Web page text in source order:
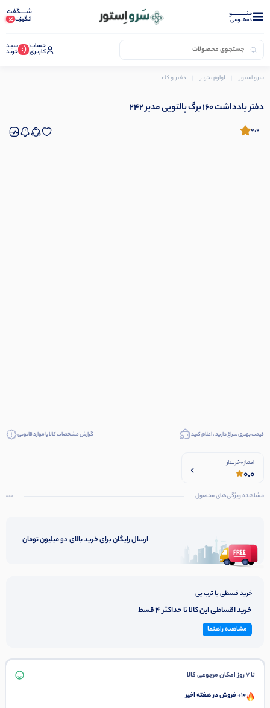
منــــــــــــو
دستــرسی
شـــــگفت
انگیزت
حساب
کاربری (: سبـد
خرید
سرو استور لوازم تحریر دفتر و کاغذ
دفتر یادداشت 160 برگ پالتویی مدیر 242
0.0
قیمت بهتری سراغ دارید ، اعلام کنید گزارش مشخصات کالا یا موارد قانونی
امتیاز 0 خریدار
0.0
مشاهده ویژگی‌های محصول
ارسال رایگان برای خرید بالای دو میلیون تومان
خرید قسطی با ترب پی
خرید اقساطی این کالا تا حداکثر 4 قسط
مشاهده راهنما
تا 7 روز امکان مرجوعی کالا
10+ فروش در هفته اخیر